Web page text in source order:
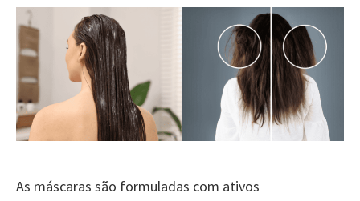
As máscaras são formuladas com ativos